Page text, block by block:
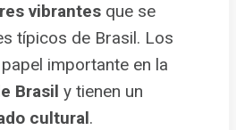
vibrantes que se
típicos de Brasil. Los
importante en la
Brasil y tienen un
cultural.